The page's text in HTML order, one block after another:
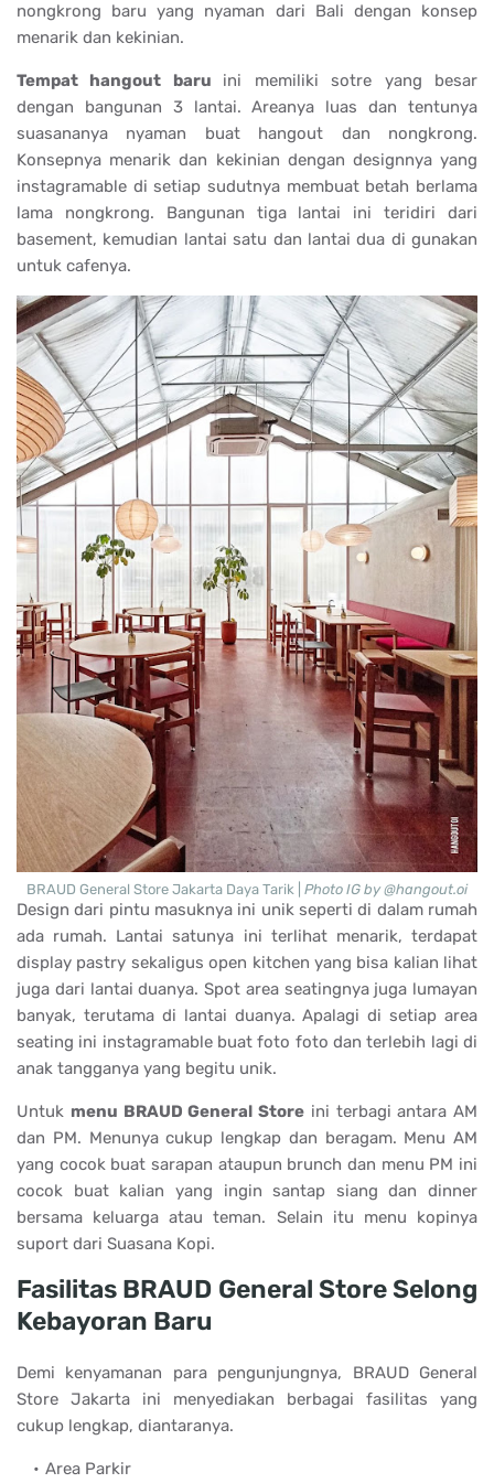
nongkrong baru yang nyaman dari Bali dengan konsep
menarik dan kekinian.
Tempat hangout baru ini memiliki sotre yang besar
dengan bangunan 3 lantai. Areanya luas dan tentunya
suasananya nyaman buat hangout dan nongkrong.
Konsepnya menarik dan kekinian dengan designnya yang
instagramable di setiap sudutnya membuat betah berlama
lama nongkrong. Bangunan tiga lantai ini teridiri dari
basement, kemudian lantai satu dan lantai dua di gunakan
untuk cafenya.
BRAUD General Store Jakarta Daya Tarik | Photo IG by @hangout.oi
Design dari pintu masuknya ini unik seperti di dalam rumah
ada rumah. Lantai satunya ini terlihat menarik, terdapat
display pastry sekaligus open kitchen yang bisa kalian lihat
juga dari lantai duanya. Spot area seatingnya juga lumayan
banyak, terutama di lantai duanya. Apalagi di setiap area
seating ini instagramable buat foto foto dan terlebih lagi di
anak tangganya yang begitu unik.
Untuk menu BRAUD General Store ini terbagi antara AM
dan PM. Menunya cukup lengkap dan beragam. Menu AM
yang cocok buat sarapan ataupun brunch dan menu PM ini
cocok buat kalian yang ingin santap siang dan dinner
bersama keluarga atau teman. Selain itu menu kopinya
suport dari Suasana Kopi.
Fasilitas BRAUD General Store Selong
Kebayoran Baru
Demi kenyamanan para pengunjungnya, BRAUD General
Store Jakarta ini menyediakan berbagai fasilitas yang
cukup lengkap, diantaranya.
Area Parkir